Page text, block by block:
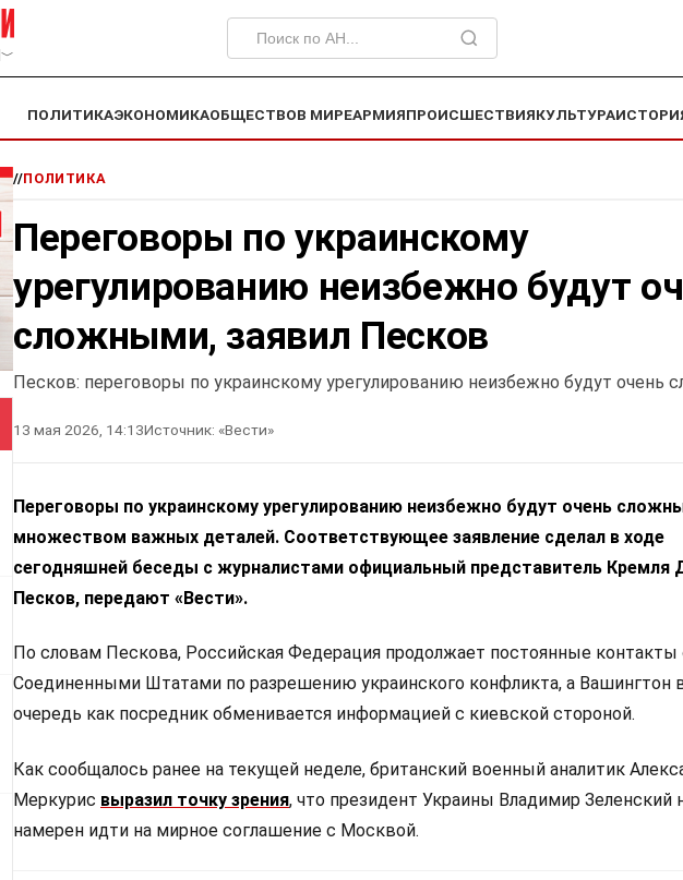
﹀
ПОЛИТИКАЭКОНОМИКАОБЩЕСТВОВ МИРЕАРМИЯПРОИСШЕСТВИЯКУЛЬТУРА
//ПОЛИТИКА
Переговоры по украинскому
урегулированию неизбежно будут
сложными, заявил Песков
Песков: переговоры по украинскому урегулированию неизбежно будут очень
13 мая 2026, 14:13Источник: «Вести»
Переговоры по украинскому урегулированию неизбежно будут очень
множеством важных деталей. Соответствующее заявление сделал в ходе
сегодняшней беседы c журналистами официальный представитель Кремля
Песков, передают «Вести».
По словам Пескова, Российская Федерация продолжает постоянные контакты
Соединенными Штатами по разрешению украинского конфликта, а Вашингтон
очередь как посредник обменивается информацией с киевской стороной.
Как сообщалось ранее на текущей неделе, британский военный аналитик
Меркурис выразил точку зрения, что президент Украины Владимир Зеленский
намерен идти на мирное соглашение с Москвой.